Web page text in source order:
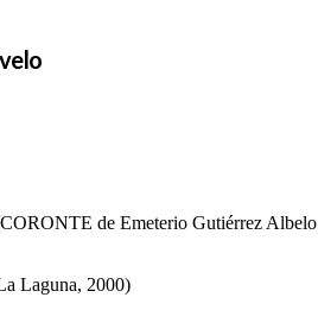
de Emeterio Gutiérrez Albelo
Laguna, 2000)